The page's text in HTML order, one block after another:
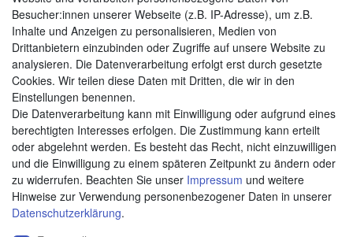
Zahlungsarten
Weitere Zahlungsarten:
Kauf auf Rechnung
Vorkasse
Hier sind wir
Besucher:innen unserer Webseite (z.B. IP-Adresse), um z.B.
Inhalte und Anzeigen zu personalisieren, Medien von
Drittanbietern einzubinden oder Zugriffe auf unsere Website zu
analysieren. Die Datenverarbeitung erfolgt erst durch gesetzte
Cookies. Wir teilen diese Daten mit Dritten, die wir in den
Einstellungen benennen.
Die Datenverarbeitung kann mit Einwilligung oder aufgrund eines
berechtigten Interesses erfolgen. Die Zustimmung kann erteilt
oder abgelehnt werden. Es besteht das Recht, nicht einzuwilligen
und die Einwilligung zu einem späteren Zeitpunkt zu ändern oder
zu widerrufen. Beachten Sie unser Impressum und weitere
Hinweise zur Verwendung personenbezogener Daten in unserer
Daten­schutz­erklärung.